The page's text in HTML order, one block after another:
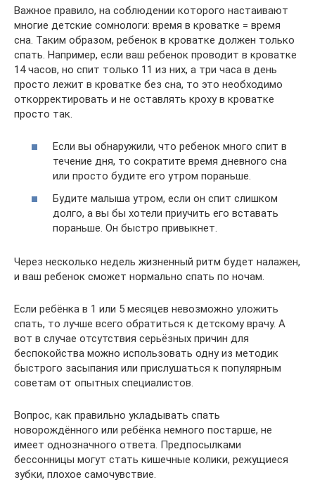
Важное правило, на соблюдении которого настаивают
многие детские сомнологи: время в кроватке = время
сна. Таким образом, ребенок в кроватке должен только
спать. Например, если ваш ребенок проводит в кроватке
14 часов, но спит только 11 из них, а три часа в день
просто лежит в кроватке без сна, то это необходимо
откорректировать и не оставлять кроху в кроватке
просто так.
Если вы обнаружили, что ребенок много спит в
течение дня, то сократите время дневного сна
или просто будите его утром пораньше.
Будите малыша утром, если он спит слишком
долго, а вы бы хотели приучить его вставать
пораньше. Он быстро привыкнет.
Через несколько недель жизненный ритм будет налажен,
и ваш ребенок сможет нормально спать по ночам.
Если ребёнка в 1 или 5 месяцев невозможно уложить
спать, то лучше всего обратиться к детскому врачу. А
вот в случае отсутствия серьёзных причин для
беспокойства можно использовать одну из методик
быстрого засыпания или прислушаться к популярным
советам от опытных специалистов.
Вопрос, как правильно укладывать спать
новорождённого или ребёнка немного постарше, не
имеет однозначного ответа. Предпосылками
бессонницы могут стать кишечные колики, режущиеся
зубки, плохое самочувствие.